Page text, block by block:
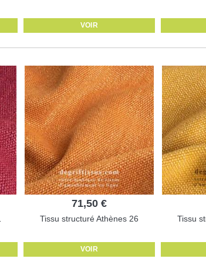
VOIR
71,50 €
Tissu structuré Athènes 26
VOIR
Tissu